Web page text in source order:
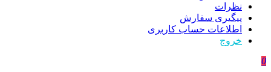
نظرات
پیگیری سفارش
اطلاعات حساب كاربری
خروج
0